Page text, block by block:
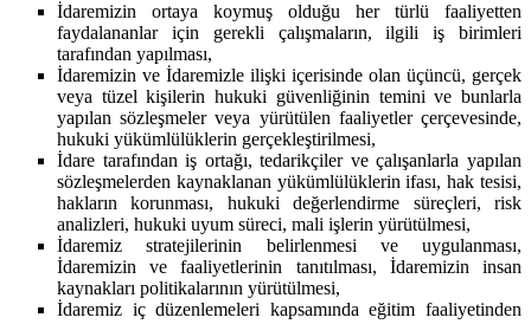
İdaremizin ortaya koymuş olduğu her türlü faaliyetten
faydalananlar için gerekli çalışmaların, ilgili iş birimleri
tarafından yapılması,
İdaremizin ve İdaremizle ilişki içerisinde olan üçüncü, gerçek
veya tüzel kişilerin hukuki güvenliğinin temini ve bunlarla
yapılan sözleşmeler veya yürütülen faaliyetler çerçevesinde,
hukuki yükümlülüklerin gerçekleştirilmesi,
İdare tarafından iş ortağı, tedarikçiler ve çalışanlarla yapılan
sözleşmelerden kaynaklanan yükümlülüklerin ifası, hak tesisi,
hakların korunması, hukuki değerlendirme süreçleri, risk
analizleri, hukuki uyum süreci, mali işlerin yürütülmesi,
İdaremiz stratejilerinin belirlenmesi ve uygulanması,
İdaremizin ve faaliyetlerinin tanıtılması, İdaremizin insan
kaynakları politikalarının yürütülmesi,
İdaremiz iç düzenlemeleri kapsamında eğitim faaliyetinden